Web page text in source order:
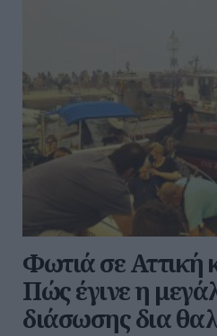
Φωτιά σε Αττική
Πώς έγινε η
διάσωσης δια